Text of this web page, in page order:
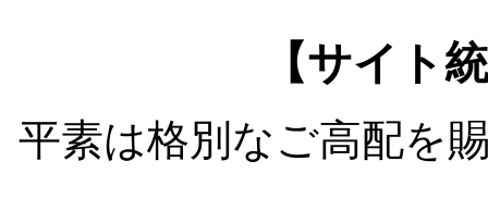
【サイト
平素は格別なご高配を